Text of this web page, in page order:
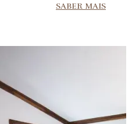
SABER MAIS